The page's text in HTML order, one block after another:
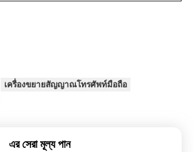
เครื่องขยายสัญญาณโทรศัพท์มือถือ
এর সেরা মূল্য পান